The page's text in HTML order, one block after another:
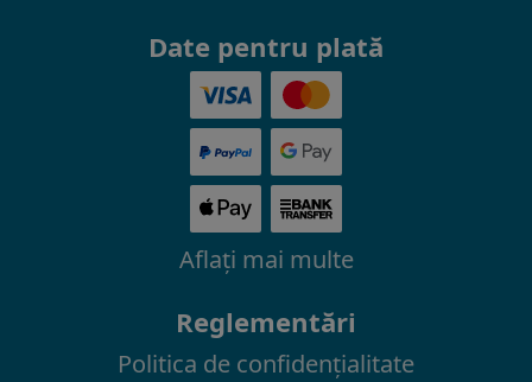
Date pentru plată
Aflaţi mai multe
Reglementări
Politica de confidenţialitate